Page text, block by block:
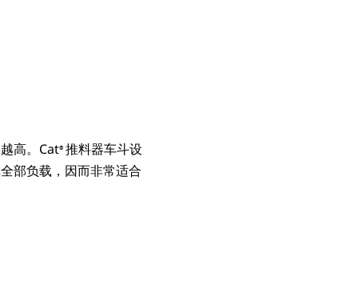
高。Cat® 推料器车斗设
部负载，因而非常适合